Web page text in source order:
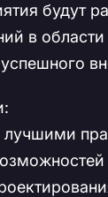
будут
в